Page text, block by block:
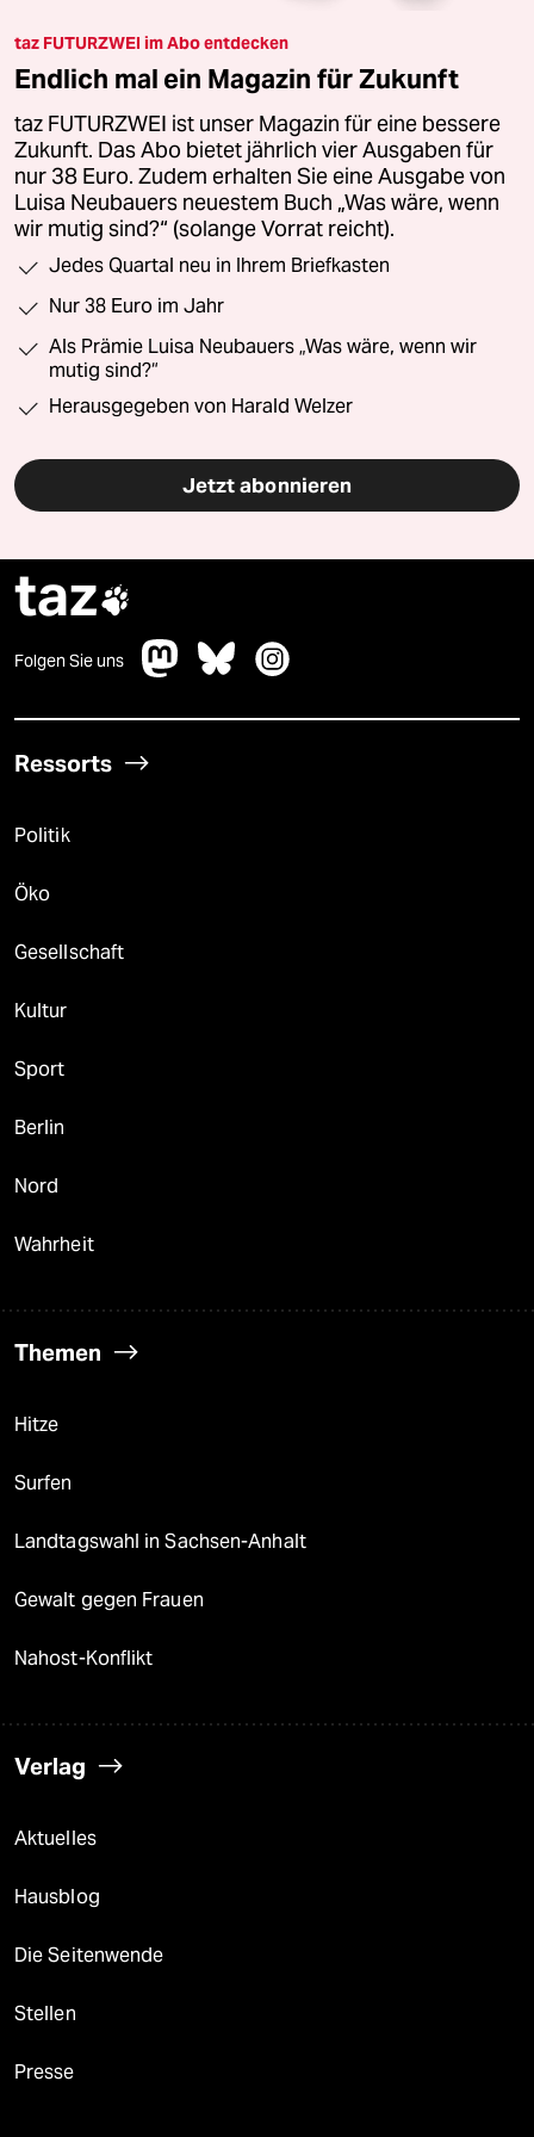
taz FUTURZWEI im Abo entdecken
Endlich mal ein Magazin für Zukunft
taz FUTURZWEI ist unser Magazin für eine bessere
Zukunft. Das Abo bietet jährlich vier Ausgaben für
nur 38 Euro. Zudem erhalten Sie eine Ausgabe von
Luisa Neubauers neuestem Buch „Was wäre, wenn
wir mutig sind?“ (solange Vorrat reicht).
Jedes Quartal neu in Ihrem Briefkasten
Nur 38 Euro im Jahr
Als Prämie Luisa Neubauers „Was wäre, wenn wir
mutig sind?“
Herausgegeben von Harald Welzer
Jetzt abonnieren
taz
Folgen Sie uns
Ressorts
Politik
Öko
Gesellschaft
Kultur
Sport
Berlin
Nord
Wahrheit
Themen
Hitze
Surfen
Landtagswahl in Sachsen-Anhalt
Gewalt gegen Frauen
Nahost-Konflikt
Verlag
Aktuelles
Hausblog
Die Seitenwende
Stellen
Presse